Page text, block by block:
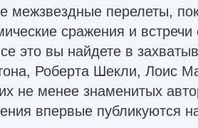
межзвездные перелеты,
сражения и
это вы найдете в
Роберта Шекли, Лоис
не менее знаменитых
впервые публикуются